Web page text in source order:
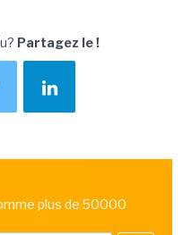
Partagez le !
plus de 50000